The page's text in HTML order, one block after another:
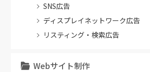
SNS広告
ディスプレイネットワーク広告
リスティング・検索広告
Webサイト制作